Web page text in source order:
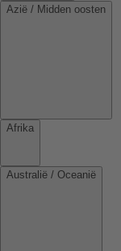
Azië / Midden oosten
Afrika
Australië / Oceanië